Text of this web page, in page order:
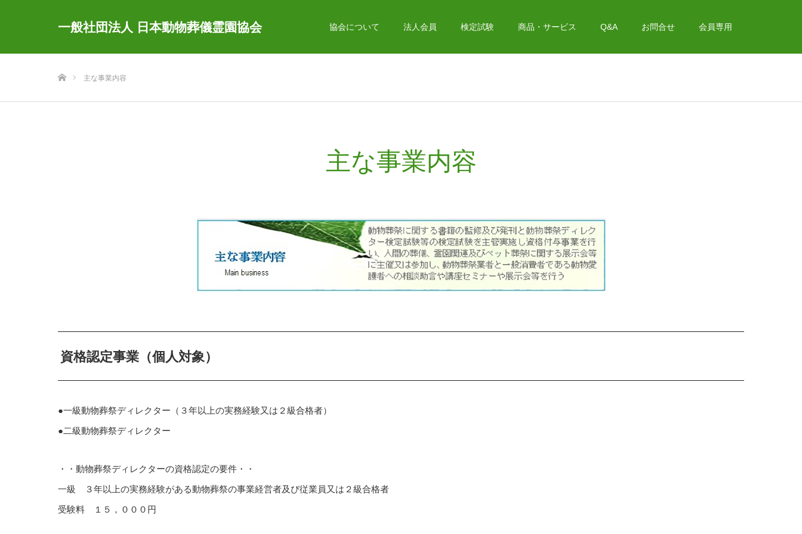
一般社団法人 日本動物葬儀霊園協会 協会について 法人会員 検定試験 商品・サービス Q&A お問合せ 会員専用
主な事業内容
主な事業内容
資格認定事業（個人対象）
●一級動物葬祭ディレクター（３年以上の実務経験又は２級合格者）
●二級動物葬祭ディレクター
・・動物葬祭ディレクターの資格認定の要件・・
一級 ３年以上の実務経験がある動物葬祭の事業経営者及び従業員又は２級合格者
受験料 １５，０００円